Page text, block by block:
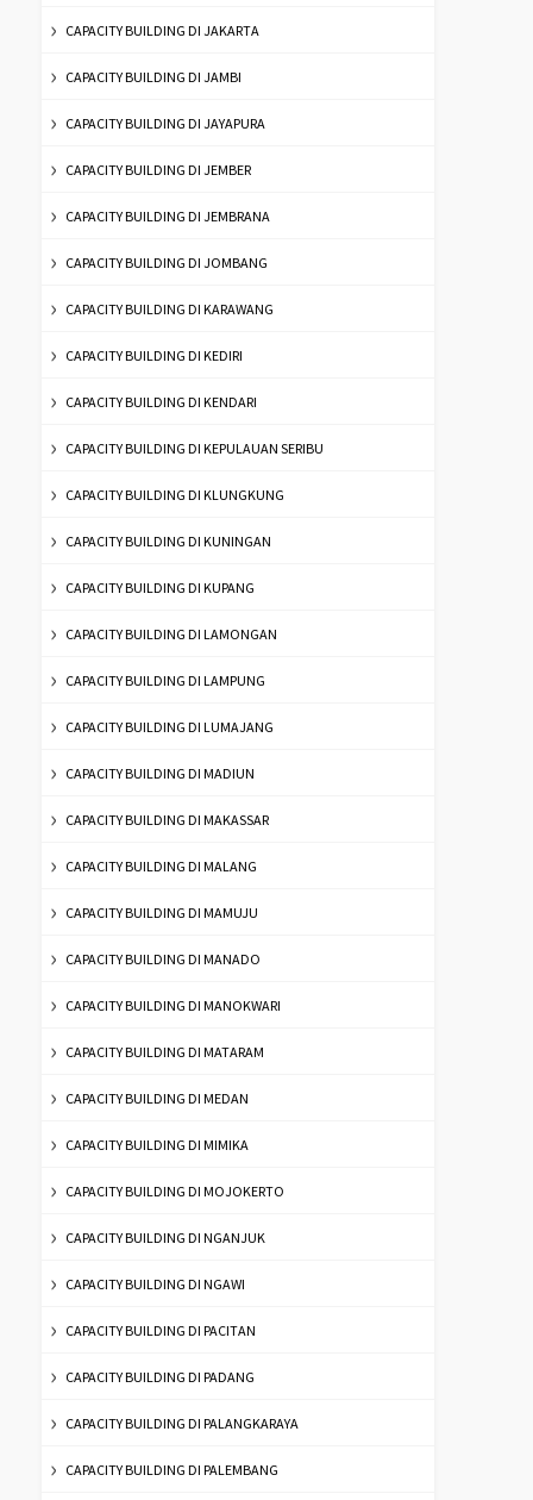
CAPACITY BUILDING DI JAKARTA
CAPACITY BUILDING DI JAMBI
CAPACITY BUILDING DI JAYAPURA
CAPACITY BUILDING DI JEMBER
CAPACITY BUILDING DI JEMBRANA
CAPACITY BUILDING DI JOMBANG
CAPACITY BUILDING DI KARAWANG
CAPACITY BUILDING DI KEDIRI
CAPACITY BUILDING DI KENDARI
CAPACITY BUILDING DI KEPULAUAN SERIBU
CAPACITY BUILDING DI KLUNGKUNG
CAPACITY BUILDING DI KUNINGAN
CAPACITY BUILDING DI KUPANG
CAPACITY BUILDING DI LAMONGAN
CAPACITY BUILDING DI LAMPUNG
CAPACITY BUILDING DI LUMAJANG
CAPACITY BUILDING DI MADIUN
CAPACITY BUILDING DI MAKASSAR
CAPACITY BUILDING DI MALANG
CAPACITY BUILDING DI MAMUJU
CAPACITY BUILDING DI MANADO
CAPACITY BUILDING DI MANOKWARI
CAPACITY BUILDING DI MATARAM
CAPACITY BUILDING DI MEDAN
CAPACITY BUILDING DI MIMIKA
CAPACITY BUILDING DI MOJOKERTO
CAPACITY BUILDING DI NGANJUK
CAPACITY BUILDING DI NGAWI
CAPACITY BUILDING DI PACITAN
CAPACITY BUILDING DI PADANG
CAPACITY BUILDING DI PALANGKARAYA
CAPACITY BUILDING DI PALEMBANG